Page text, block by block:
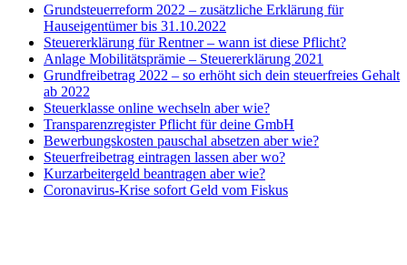
Grundsteuerreform 2022 – zusätzliche Erklärung für
Hauseigentümer bis 31.10.2022
Steuererklärung für Rentner – wann ist diese Pflicht?
Anlage Mobilitätsprämie – Steuererklärung 2021
Grundfreibetrag 2022 – so erhöht sich dein steuerfreies Gehalt
ab 2022
Steuerklasse online wechseln aber wie?
Transparenzregister Pflicht für deine GmbH
Bewerbungskosten pauschal absetzen aber wie?
Steuerfreibetrag eintragen lassen aber wo?
Kurzarbeitergeld beantragen aber wie?
Coronavirus-Krise sofort Geld vom Fiskus